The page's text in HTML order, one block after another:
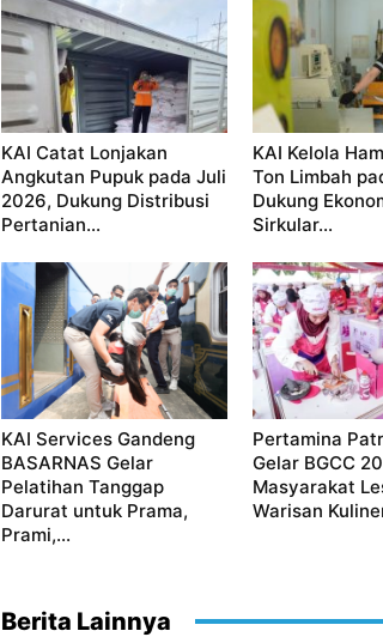
KAI Catat Lonjakan
Angkutan Pupuk pada Juli
2026, Dukung Distribusi
Pertanian...
KAI Kelola
Ton Limbah
Dukung
Sirkular...
KAI Services Gandeng
BASARNAS Gelar
Pelatihan Tanggap
Darurat untuk Prama,
Prami,...
Pertamina
Gelar BGCC
Masyarakat
Warisan
Berita Lainnya